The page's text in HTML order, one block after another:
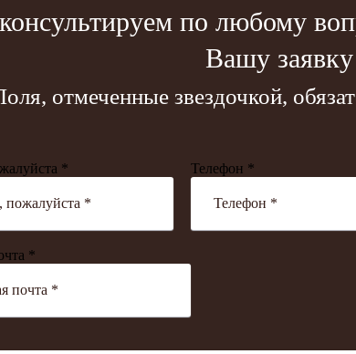
по любому
Вашу заявку
отмеченные звездочкой,
* Телефон *
*